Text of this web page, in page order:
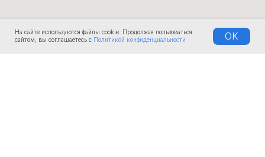
На сайте используются файлы cookie. Продолжая пользоваться
сайтом, вы соглашаетесь с Политикой конфиденциальности OK